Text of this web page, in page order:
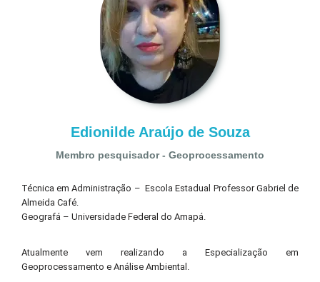
Edionilde Araújo de Souza
Membro pesquisador - Geoprocessamento
Técnica em Administração – Escola Estadual Professor Gabriel de
Almeida Café.
Geografá – Universidade Federal do Amapá.
Atualmente vem realizando a Especialização em
Geoprocessamento e Análise Ambiental.